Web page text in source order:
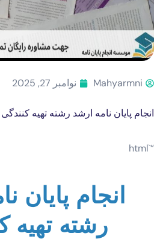
Mahyarmni نوامبر 27, 2025
انجام پایان نامه ارشد رشته تهیه
“`html
انجام پایان
رشته تهیه